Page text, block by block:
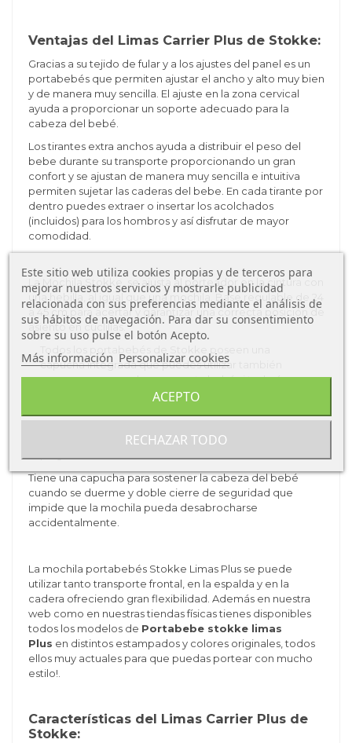
Ventajas del Limas Carrier Plus de Stokke:
Gracias a su tejido de fular y a los ajustes del panel es un
portabebés que permiten ajustar el ancho y alto muy bien
y de manera muy sencilla. El ajuste en la zona cervical
ayuda a proporcionar un soporte adecuado para la
cabeza del bebé.
Los tirantes extra anchos ayuda a distribuir el peso del
bebe durante su transporte proporcionando un gran
confort y se ajustan de manera muy sencilla e intuitiva
permiten sujetar las caderas del bebe. En cada tirante por
dentro puedes extraer o insertar los acolchados
(incluidos) para los hombros y así disfrutar de mayor
comodidad.
La Mochila Stokke se ajusta al porteador en la cintura con
una hebilla, al igual que una mochila. Base regulable de 24
a 45 cm para acertar y garantizar una correcta posición de
asiento en cuclillas.
Todos los portabebés de Stokke poseen una
capucha integrada que puedes utilizar también
como un reposacabezas para tu bebé si todavía no
puede sujetar la cabeza solo. La capucha se usa,
simplemente para dar un soporte extra a la cabecita
de tu bebé mientras duerme evitando la
Tiene una capucha para sostener la cabeza del bebé
cuando se duerme y doble cierre de seguridad que
impide que la mochila pueda desabrocharse
accidentalmente.
La mochila portabebés Stokke Limas Plus se puede
utilizar tanto transporte frontal, en la espalda y en la
cadera ofreciendo gran flexibilidad. Además en nuestra
web como en nuestras tiendas físicas tienes disponibles
todos los modelos de Portabebe stokke limas
Plus en distintos estampados y colores originales, todos
ellos muy actuales para que puedas portear con mucho
estilo!.
Características del Limas Carrier Plus de
Stokke:
Este sitio web utiliza cookies propias y de terceros para
mejorar nuestros servicios y mostrarle publicidad
relacionada con sus preferencias mediante el análisis de
sus hábitos de navegación. Para dar su consentimiento
sobre su uso pulse el botón Acepto.
Más información Personalizar cookies
RECHAZAR TODO
ACEPTO